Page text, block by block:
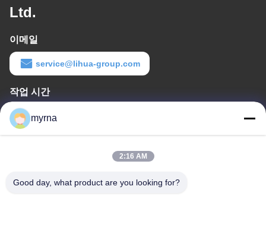
Ltd.
이메일
service@lihua-group.com
작업 시간
8:30-18:00
우리 주소
중국 산시성
myrna
2:16 AM
Good day, what product are you looking for?